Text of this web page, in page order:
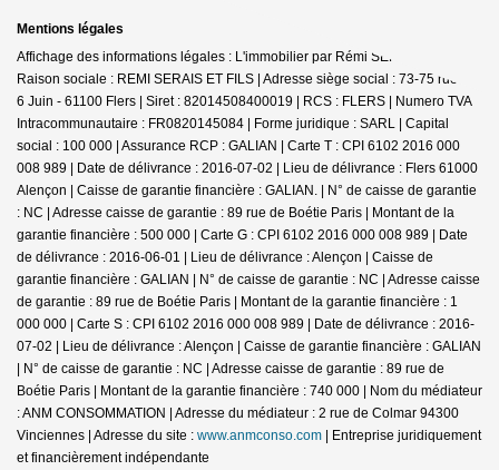
Mentions légales
Affichage des informations légales : L'immobilier par Rémi SERAIS - Flers |
Raison sociale : REMI SERAIS ET FILS | Adresse siège social : 73-75 rue du
6 Juin - 61100 Flers | Siret : 82014508400019 | RCS : FLERS | Numero TVA
Intracommunautaire : FR0820145084 | Forme juridique : SARL | Capital
social : 100 000 | Assurance RCP : GALIAN | Carte T : CPI 6102 2016 000
008 989 | Date de délivrance : 2016-07-02 | Lieu de délivrance : Flers 61000
Alençon | Caisse de garantie financière : GALIAN. | N° de caisse de garantie
: NC | Adresse caisse de garantie : 89 rue de Boétie Paris | Montant de la
garantie financière : 500 000 | Carte G : CPI 6102 2016 000 008 989 | Date
de délivrance : 2016-06-01 | Lieu de délivrance : Alençon | Caisse de
garantie financière : GALIAN | N° de caisse de garantie : NC | Adresse caisse
de garantie : 89 rue de Boétie Paris | Montant de la garantie financière : 1
000 000 | Carte S : CPI 6102 2016 000 008 989 | Date de délivrance : 2016-
07-02 | Lieu de délivrance : Alençon | Caisse de garantie financière : GALIAN
| N° de caisse de garantie : NC | Adresse caisse de garantie : 89 rue de
Boétie Paris | Montant de la garantie financière : 740 000 | Nom du médiateur
: ANM CONSOMMATION | Adresse du médiateur : 2 rue de Colmar 94300
Vinciennes | Adresse du site : www.anmconso.com | Entreprise juridiquement
et financièrement indépendante